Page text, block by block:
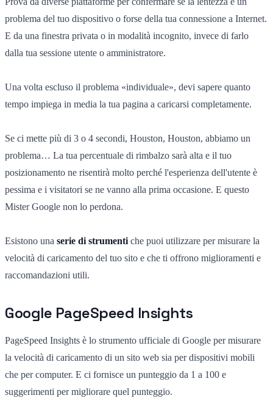
problema del tuo dispositivo o forse della tua connessione a Internet.
E da una finestra privata o in modalità incognito, invece di farlo
dalla tua sessione utente o amministratore.
Una volta escluso il problema «individuale», devi sapere quanto
tempo impiega in media la tua pagina a caricarsi completamente.
Se ci mette più di 3 o 4 secondi, Houston, Houston, abbiamo un
problema… La tua percentuale di rimbalzo sarà alta e il tuo
posizionamento ne risentirà molto perché l'esperienza dell'utente è
pessima e i visitatori se ne vanno alla prima occasione. E questo
Mister Google non lo perdona.
Esistono una serie di strumenti che puoi utilizzare per misurare la
velocità di caricamento del tuo sito e che ti offrono miglioramenti e
raccomandazioni utili.
Google PageSpeed Insights
PageSpeed Insights è lo strumento ufficiale di Google per misurare
la velocità di caricamento di un sito web sia per dispositivi mobili
che per computer. E ci fornisce un punteggio da 1 a 100 e
suggerimenti per migliorare quel punteggio.